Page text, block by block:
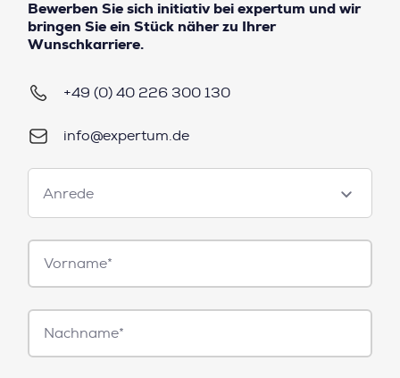
Bewerben Sie sich initiativ bei expertum und wir
bringen Sie ein Stück näher zu Ihrer
Wunschkarriere.
+49 (0) 40 226 300 130
info@expertum.de
Anrede
Anrede
Vorname*
Nachname*